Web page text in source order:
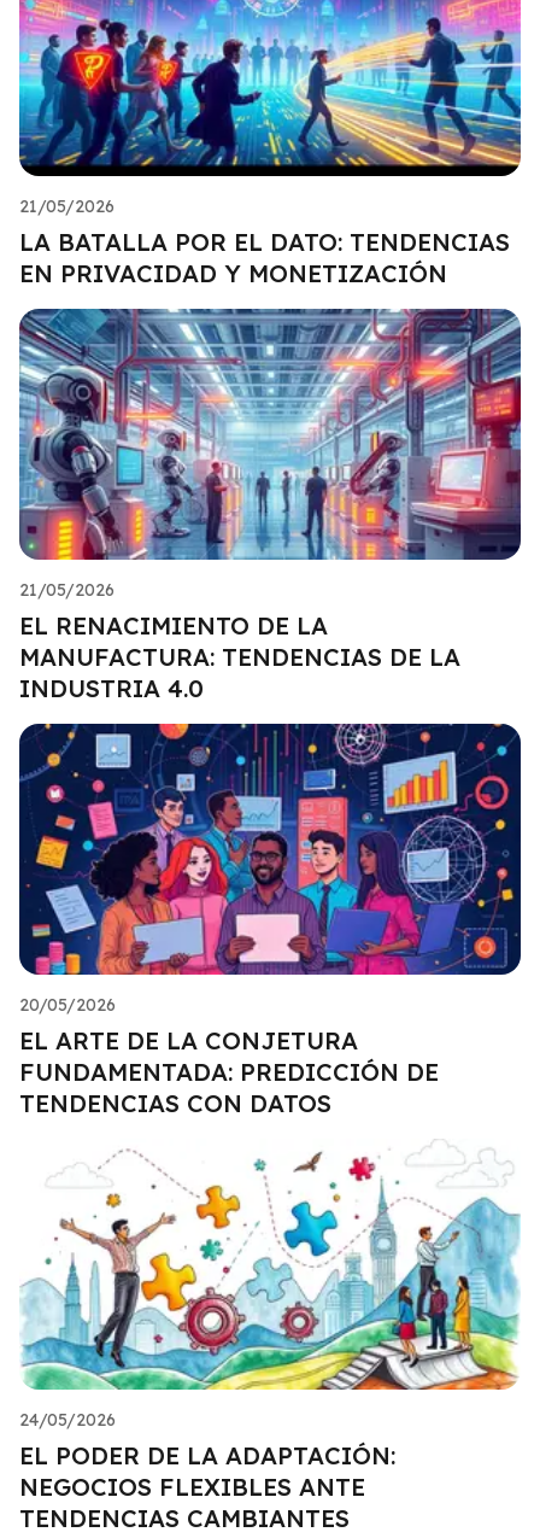
21/05/2026
LA BATALLA POR EL DATO: TENDENCIAS
EN PRIVACIDAD Y MONETIZACIÓN
21/05/2026
EL RENACIMIENTO DE LA
MANUFACTURA: TENDENCIAS DE LA
INDUSTRIA 4.0
20/05/2026
EL ARTE DE LA CONJETURA
FUNDAMENTADA: PREDICCIÓN DE
TENDENCIAS CON DATOS
24/05/2026
EL PODER DE LA ADAPTACIÓN:
NEGOCIOS FLEXIBLES ANTE
TENDENCIAS CAMBIANTES